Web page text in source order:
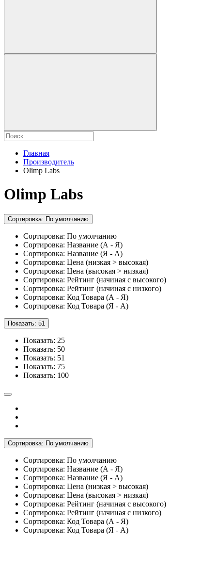
Главная
Производитель
Olimp Labs
Olimp Labs
Сортировка: По умолчанию
Сортировка: По умолчанию
Сортировка: Название (А - Я)
Сортировка: Название (Я - А)
Сортировка: Цена (низкая > высокая)
Сортировка: Цена (высокая > низкая)
Сортировка: Рейтинг (начиная с высокого)
Сортировка: Рейтинг (начиная с низкого)
Сортировка: Код Товара (А - Я)
Сортировка: Код Товара (Я - А)
Показать: 51
Показать: 25
Показать: 50
Показать: 51
Показать: 75
Показать: 100
Сортировка: По умолчанию
Сортировка: По умолчанию
Сортировка: Название (А - Я)
Сортировка: Название (Я - А)
Сортировка: Цена (низкая > высокая)
Сортировка: Цена (высокая > низкая)
Сортировка: Рейтинг (начиная с высокого)
Сортировка: Рейтинг (начиная с низкого)
Сортировка: Код Товара (А - Я)
Сортировка: Код Товара (Я - А)